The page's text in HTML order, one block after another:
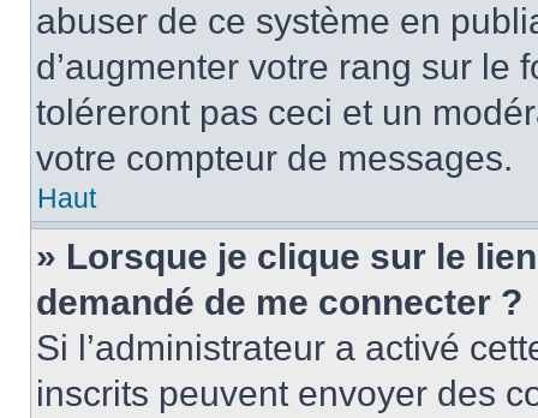
abuser de ce système en
d’augmenter votre rang sur le
toléreront pas ceci et un
votre compteur de messages.
Haut
» Lorsque je clique sur le
demandé de me connecter ?
Si l’administrateur a activé
inscrits peuvent envoyer des